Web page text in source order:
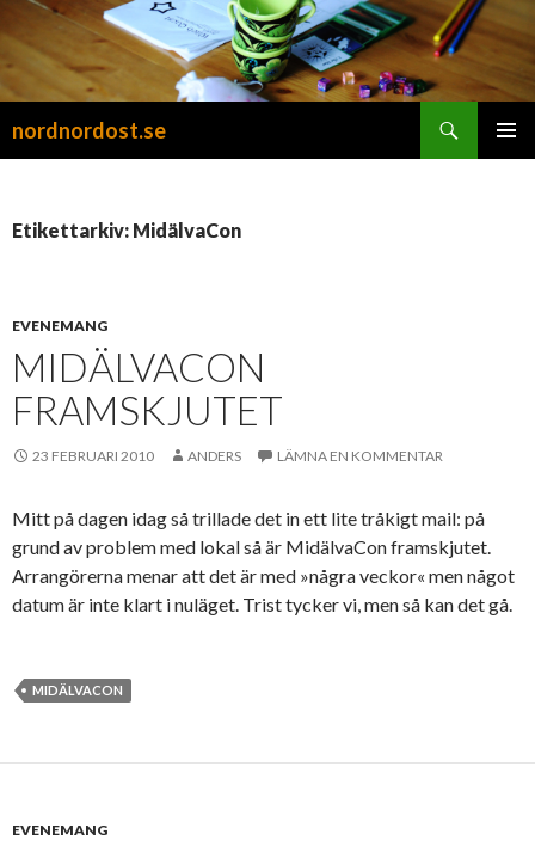
nordnordost.se
Etikettarkiv: MidälvaCon
EVENEMANG
MIDÄLVACON
FRAMSKJUTET
23 FEBRUARI 2010 ANDERS LÄMNA EN KOMMENTAR
Mitt på dagen idag så trillade det in ett lite tråkigt mail: på
grund av problem med lokal så är MidälvaCon framskjutet.
Arrangörerna menar att det är med »några veckor« men något
datum är inte klart i nuläget. Trist tycker vi, men så kan det gå.
MIDÄLVACON
EVENEMANG